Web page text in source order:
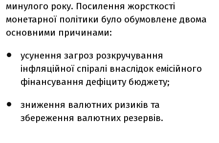
минулого року. Посилення жорсткості
монетарної політики було обумовлене двома
основними причинами:
усунення загроз розкручування
інфляційної спіралі внаслідок емісійного
фінансування дефіциту бюджету;
зниження валютних ризиків та
збереження валютних резервів.